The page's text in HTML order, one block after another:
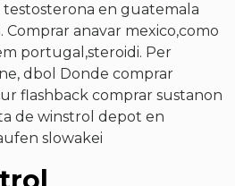
en guatemala
Comprar anavar mexico,como
portugal,steroidi. Per
dbol Donde comprar
flashback comprar sustanon
de winstrol depot en
slowakei